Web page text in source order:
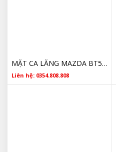
MẶT CA LĂNG MAZDA BT50 2016 MZG040NA, 1D0150710CBM
Liên hệ: 0354.808.808